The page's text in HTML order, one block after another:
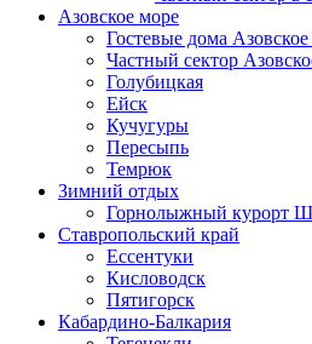
Азовское море
Гостевые дома
Частный сектор
Голубицкая
Ейск
Кучугуры
Пересыпь
Темрюк
Зимний отдых
Горнолыжный курорт
Ставропольский край
Ессентуки
Кисловодск
Пятигорск
Кабардино-Балкария